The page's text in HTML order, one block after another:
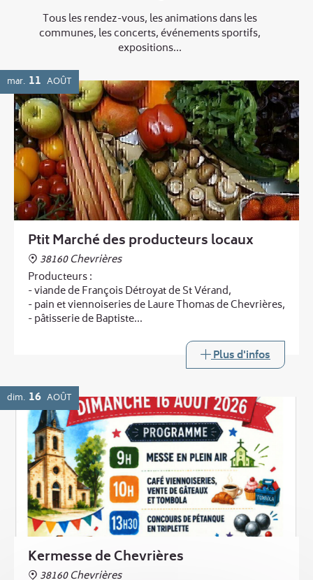
Tous les rendez-vous, les animations dans les
communes, les concerts, événements sportifs,
expositions...
mar. 11 AOÛT
Ptit Marché des producteurs locaux
38160 Chevrières
Producteurs :
- viande de François Détroyat de St Vérand,
- pain et viennoiseries de Laure Thomas de Chevrières,
- pâtisserie de Baptiste
- légumes de Laurent Boucheny de Murinais
Buvette
Plus d'infos
dim. 16 AOÛT
Kermesse de Chevrières
38160 Chevrières